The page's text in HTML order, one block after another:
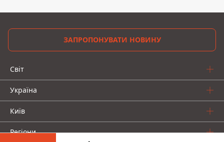
ЗАПРОПОНУВАТИ НОВИНУ
Світ
Україна
Київ
Регіони